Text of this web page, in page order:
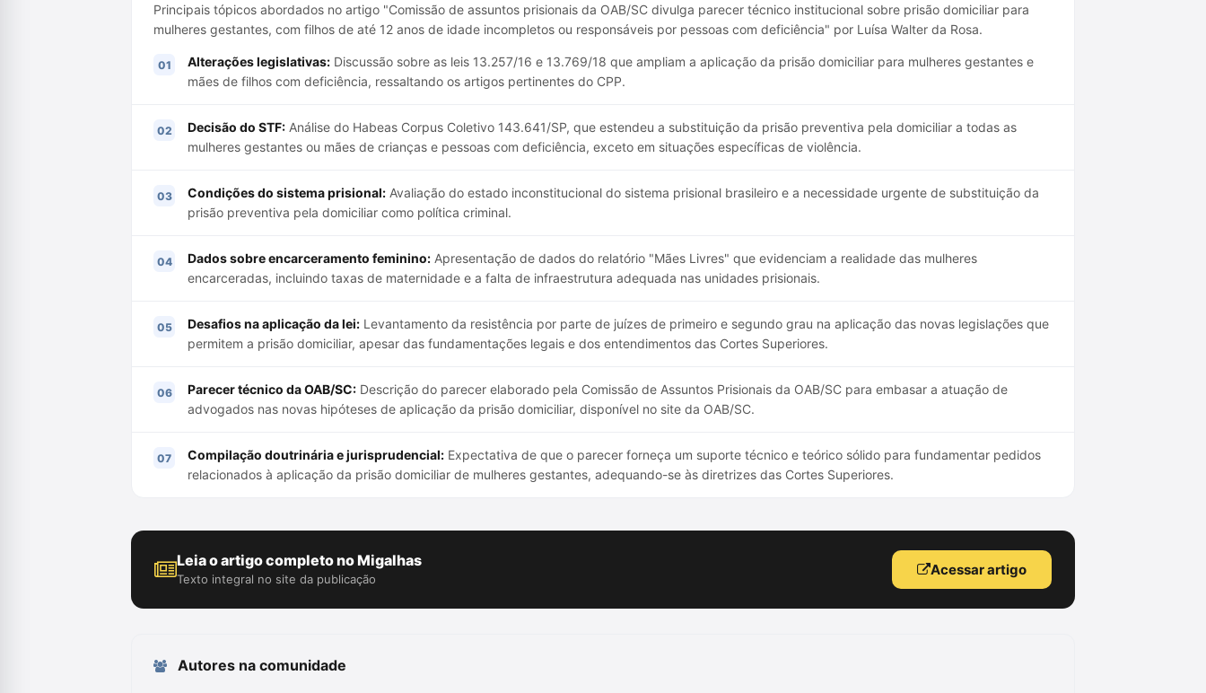
Principais tópicos abordados no artigo "Comissão de assuntos prisionais da OAB/SC divulga parecer técnico institucional sobre prisão domiciliar para
mulheres gestantes, com filhos de até 12 anos de idade incompletos ou responsáveis por pessoas com deficiência" por Luísa Walter da Rosa.
Alterações legislativas: Discussão sobre as leis 13.257/16 e 13.769/18 que ampliam a aplicação da prisão domiciliar para mulheres gestantes e
mães de filhos com deficiência, ressaltando os artigos pertinentes do CPP.
Decisão do STF: Análise do Habeas Corpus Coletivo 143.641/SP, que estendeu a substituição da prisão preventiva pela domiciliar a todas as
mulheres gestantes ou mães de crianças e pessoas com deficiência, exceto em situações específicas de violência.
Condições do sistema prisional: Avaliação do estado inconstitucional do sistema prisional brasileiro e a necessidade urgente de substituição da
prisão preventiva pela domiciliar como política criminal.
Dados sobre encarceramento feminino: Apresentação de dados do relatório "Mães Livres" que evidenciam a realidade das mulheres
encarceradas, incluindo taxas de maternidade e a falta de infraestrutura adequada nas unidades prisionais.
Desafios na aplicação da lei: Levantamento da resistência por parte de juízes de primeiro e segundo grau na aplicação das novas legislações que
permitem a prisão domiciliar, apesar das fundamentações legais e dos entendimentos das Cortes Superiores.
Parecer técnico da OAB/SC: Descrição do parecer elaborado pela Comissão de Assuntos Prisionais da OAB/SC para embasar a atuação de
advogados nas novas hipóteses de aplicação da prisão domiciliar, disponível no site da OAB/SC.
Compilação doutrinária e jurisprudencial: Expectativa de que o parecer forneça um suporte técnico e teórico sólido para fundamentar pedidos
relacionados à aplicação da prisão domiciliar de mulheres gestantes, adequando-se às diretrizes das Cortes Superiores.
Leia o artigo completo no Migalhas
Texto integral no site da publicação
Acessar artigo
Autores na comunidade